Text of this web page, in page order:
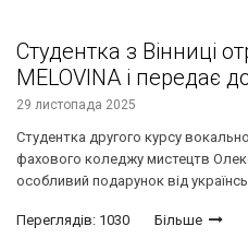
Студентка з Вінниці
MELOVINA і передає
29 листопада 2025
Студентка другого курсу
фахового коледжу мистецтв
особливий подарунок від
Переглядів: 1030 Більше